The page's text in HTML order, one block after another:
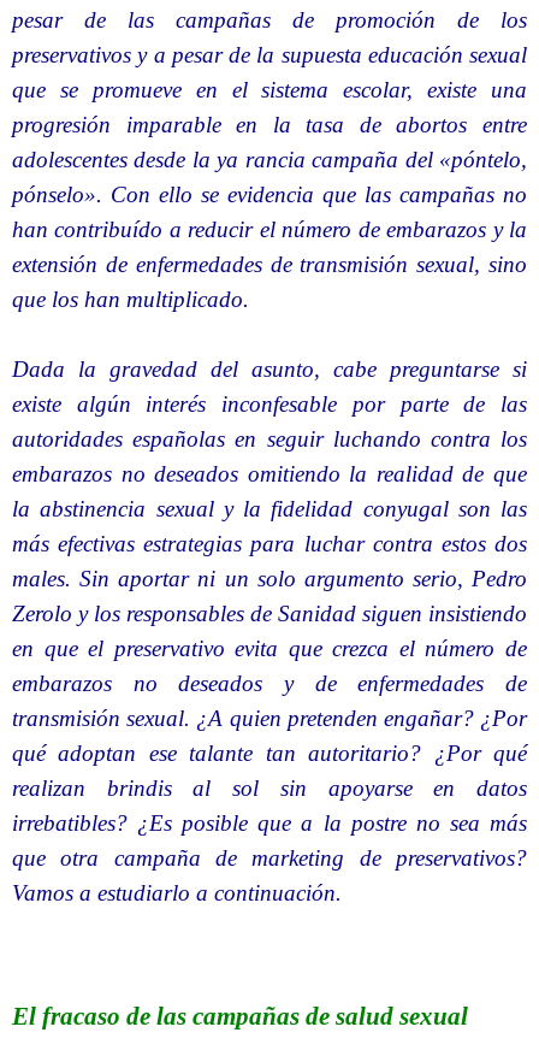
pesar de las campañas de promoción de los
preservativos y a pesar de la supuesta educación sexual
que se promueve en el sistema escolar, existe una
progresión imparable en la tasa de abortos entre
adolescentes desde la ya rancia campaña del «póntelo,
pónselo». Con ello se evidencia que las campañas no
han contribuído a reducir el número de embarazos y la
extensión de enfermedades de transmisión sexual, sino
que los han multiplicado.
Dada la gravedad del asunto, cabe preguntarse si
existe algún interés inconfesable por parte de las
autoridades españolas en seguir luchando contra los
embarazos no deseados omitiendo la realidad de que
la abstinencia sexual y la fidelidad conyugal son las
más efectivas estrategias para luchar contra estos dos
males. Sin aportar ni un solo argumento serio, Pedro
Zerolo y los responsables de Sanidad siguen insistiendo
en que el preservativo evita que crezca el número de
embarazos no deseados y de enfermedades de
transmisión sexual. ¿A quien pretenden engañar? ¿Por
qué adoptan ese talante tan autoritario? ¿Por qué
realizan brindis al sol sin apoyarse en datos
irrebatibles? ¿Es posible que a la postre no sea más
que otra campaña de marketing de preservativos?
Vamos a estudiarlo a continuación.
El fracaso de las campañas de salud sexual